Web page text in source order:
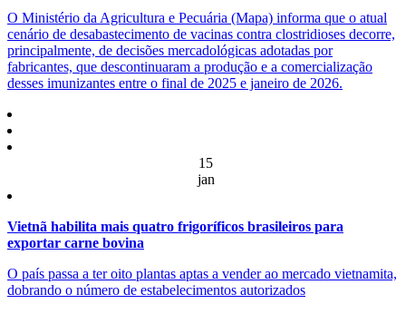
O Ministério da Agricultura e Pecuária (Mapa) informa que o atual
cenário de desabastecimento de vacinas contra clostridioses decorre,
principalmente, de decisões mercadológicas adotadas por
fabricantes, que descontinuaram a produção e a comercialização
desses imunizantes entre o final de 2025 e janeiro de 2026.
15
jan
Vietnã habilita mais quatro frigoríficos brasileiros para
exportar carne bovina
O país passa a ter oito plantas aptas a vender ao mercado vietnamita,
dobrando o número de estabelecimentos autorizados